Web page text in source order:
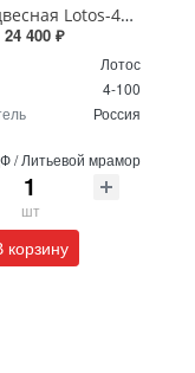
Тумба подвесная Lotos-40 с раковиной Алисия-100 белая 4-100
24 400 ₽
Лотос
4-100
Россия
/ Литьевой мрамор
шт
корзину